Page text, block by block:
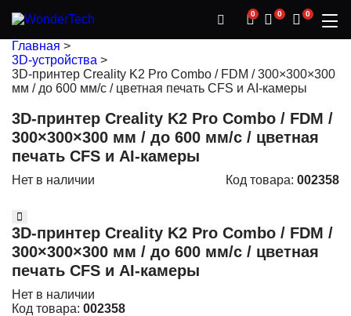
0 0 0
Главная >
3D-устройства >
3D-принтер Creality K2 Pro Combo / FDM / 300×300×300
мм / до 600 мм/с / цветная печать CFS и AI-камеры
3D-принтер Creality K2 Pro Combo / FDM /
300×300×300 мм / до 600 мм/с / цветная
печать CFS и AI-камеры
Нет в наличии Код товара: 002358
3D-принтер Creality K2 Pro Combo / FDM /
300×300×300 мм / до 600 мм/с / цветная
печать CFS и AI-камеры
Нет в наличии
Код товара: 002358